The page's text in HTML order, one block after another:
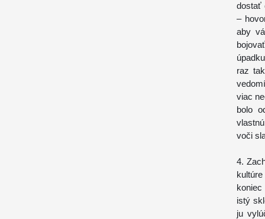
dostať
–
aby
raz
viac
bolo
voči
4.
istý
ju